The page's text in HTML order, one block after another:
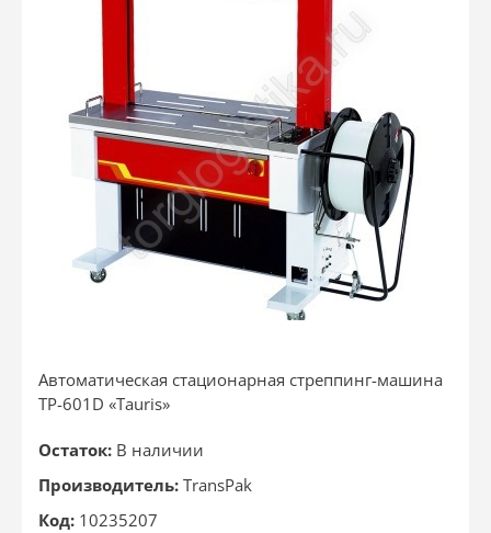
Автоматическая стационарная стреппинг-машина
ТР-601D «Tauris»
Остаток: В наличии
Производитель: TransPak
Код: 10235207